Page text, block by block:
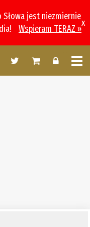
jest niezmiernie
Wspieram TERAZ »
x